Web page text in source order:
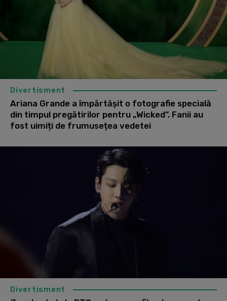
Divertisment
Ariana Grande a împărtășit o fotografie specială
din timpul pregătirilor pentru „Wicked”. Fanii au
fost uimiți de frumusețea vedetei
Divertisment